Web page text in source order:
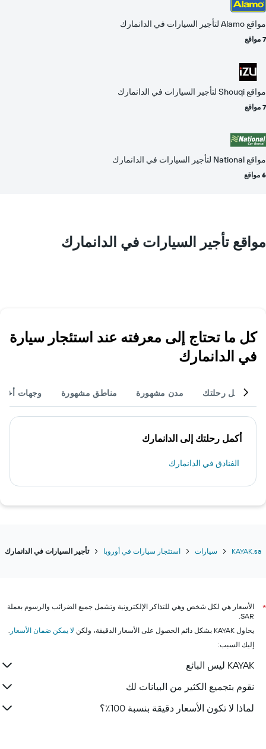
مواقع Alamo لتأجير السيارات في الدانمارك
7 مواقع
مواقع Shouqi لتأجير السيارات في الدانمارك
7 مواقع
مواقع National لتأجير السيارات في الدانمارك
6 مواقع
مواقع تأجير السيارات في الدانمارك
كل ما تحتاج إلى معرفته عند استئجار سيارة
في الدانمارك
أكمل رحلتك مدن مشهورة مناطق مشهورة وجهات
أكمل رحلتك إلى الدانمارك
الفنادق في الدانمارك
KAYAK.sa سيارات استئجار سيارات في أوروبا تأجير السيارات في الدانمارك
*
الأسعار هي لكل شخص وهي للتذاكر الإلكترونية وتشمل جميع الضرائب والرسوم بعملة
SAR.
يحاول KAYAK بشكل دائم الحصول على الأسعار الدقيقة، ولكن
لا يمكن ضمان الأسعار
إليك السبب:
KAYAK ليس البائع
نقوم بتجميع الكثير من البيانات لك
لماذا لا تكون الأسعار دقيقة بنسبة 100٪؟